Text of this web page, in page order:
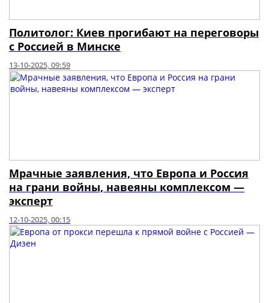
Политолог: Киев прогибают на переговоры
с Россией в Минске
13-10-2025, 09:59
Мрачные заявления, что Европа и Россия
на грани войны, навеяны комплексом —
эксперт
12-10-2025, 00:15